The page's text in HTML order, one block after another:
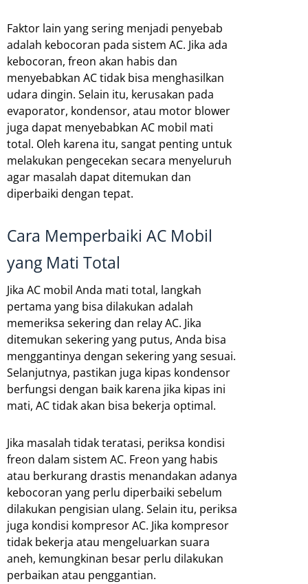
Faktor lain yang sering menjadi penyebab
adalah kebocoran pada sistem AC. Jika ada
kebocoran, freon akan habis dan
menyebabkan AC tidak bisa menghasilkan
udara dingin. Selain itu, kerusakan pada
evaporator, kondensor, atau motor blower
juga dapat menyebabkan AC mobil mati
total. Oleh karena itu, sangat penting untuk
melakukan pengecekan secara menyeluruh
agar masalah dapat ditemukan dan
diperbaiki dengan tepat.
Cara Memperbaiki AC Mobil
yang Mati Total
Jika AC mobil Anda mati total, langkah
pertama yang bisa dilakukan adalah
memeriksa sekering dan relay AC. Jika
ditemukan sekering yang putus, Anda bisa
menggantinya dengan sekering yang sesuai.
Selanjutnya, pastikan juga kipas kondensor
berfungsi dengan baik karena jika kipas ini
mati, AC tidak akan bisa bekerja optimal.
Jika masalah tidak teratasi, periksa kondisi
freon dalam sistem AC. Freon yang habis
atau berkurang drastis menandakan adanya
kebocoran yang perlu diperbaiki sebelum
dilakukan pengisian ulang. Selain itu, periksa
juga kondisi kompresor AC. Jika kompresor
tidak bekerja atau mengeluarkan suara
aneh, kemungkinan besar perlu dilakukan
perbaikan atau penggantian.